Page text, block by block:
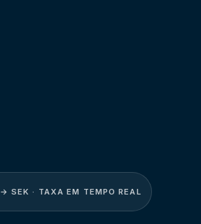
SEK · TAXA EM TEMPO REAL